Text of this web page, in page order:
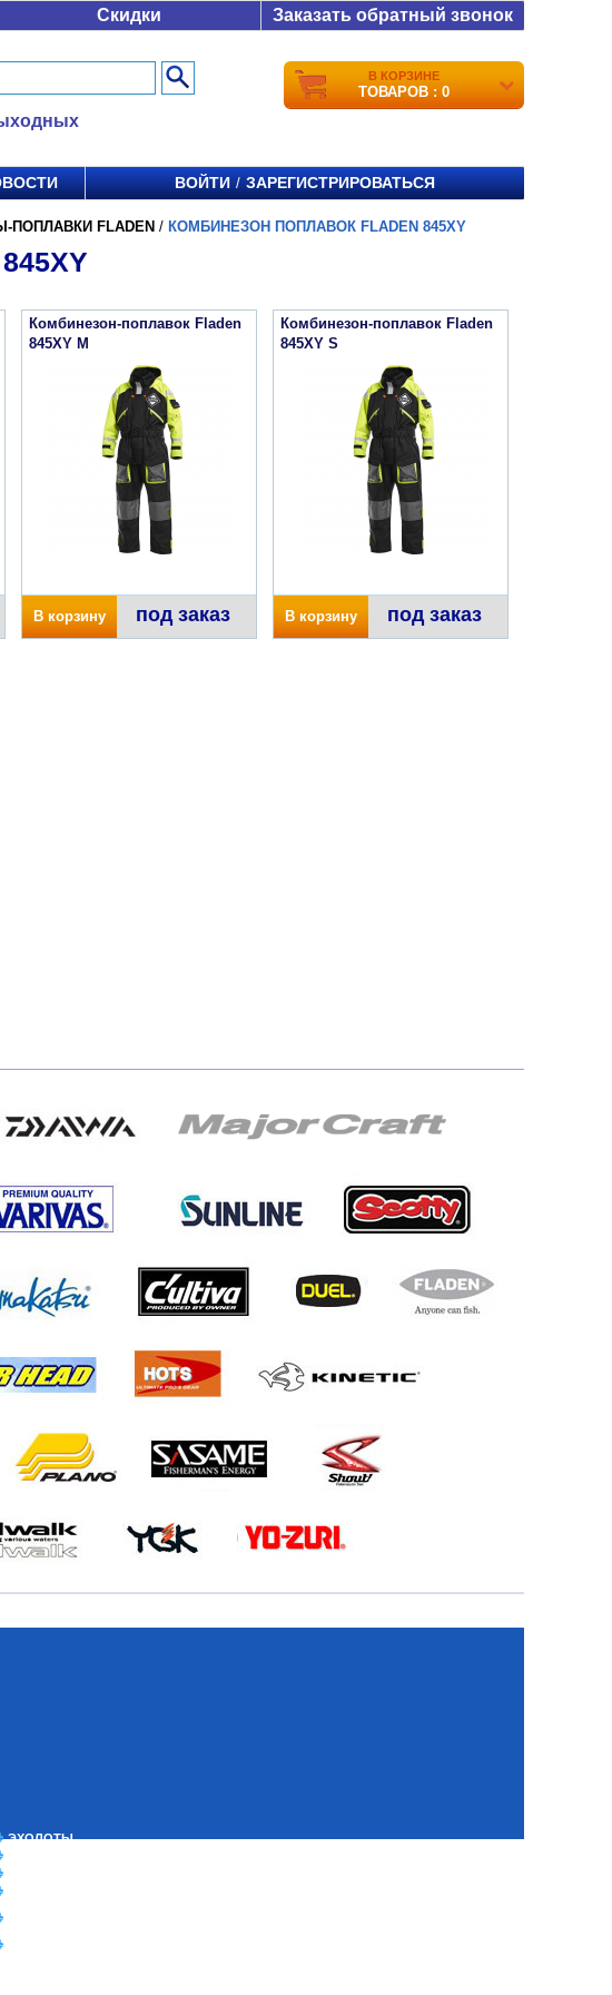
Скидки Заказать обратный звонок
В КОРЗИНЕ
ТОВАРОВ : 0
ВОЙТИ / ЗАРЕГИСТРИРОВАТЬСЯ
FLADEN / КОМБИНЕЗОН ПОПЛАВОК FLADEN 845XY
Комбинезон-поплавок Fladen
845XY M
В корзину под заказ
Комбинезон-поплавок Fladen
845XY S
В корзину под заказ
ЭХОЛОТЫ